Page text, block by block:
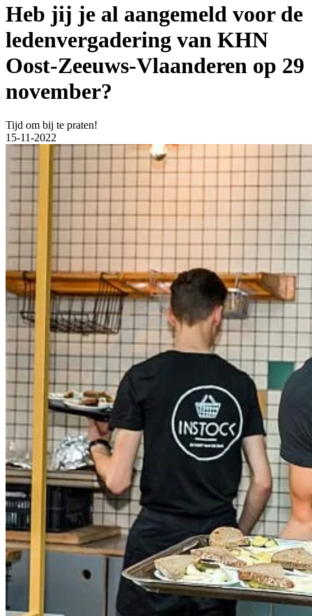
Heb jij je al aangemeld voor de
ledenvergadering van KHN
Oost-Zeeuws-Vlaanderen op 29
november?
Tijd om bij te praten!
15-11-2022